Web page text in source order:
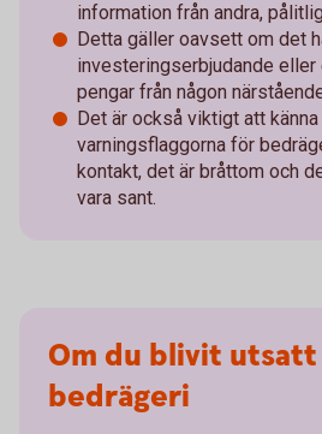
information från andra,
Detta gäller oavsett om det
investeringserbjudande eller
pengar från någon
Det är också viktigt att
varningsflaggorna för
kontakt, det är bråttom och
vara sant.
Om du blivit
bedrägeri